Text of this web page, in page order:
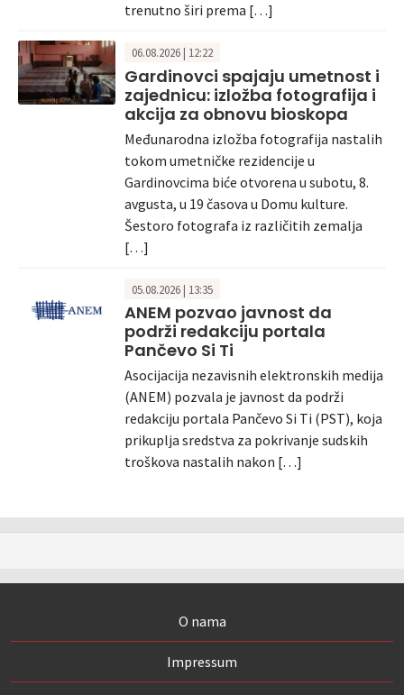
trenutno širi prema […]
06.08.2026 | 12:22
Gardinovci spajaju umetnost i
zajednicu: izložba fotografija i
akcija za obnovu bioskopa
Međunarodna izložba fotografija nastalih
tokom umetničke rezidencije u
Gardinovcima biće otvorena u subotu, 8.
avgusta, u 19 časova u Domu kulture.
Šestoro fotografa iz različitih zemalja
[…]
05.08.2026 | 13:35
ANEM pozvao javnost da
podrži redakciju portala
Pančevo Si Ti
Asocijacija nezavisnih elektronskih medija
(ANEM) pozvala je javnost da podrži
redakciju portala Pančevo Si Ti (PST), koja
prikuplja sredstva za pokrivanje sudskih
troškova nastalih nakon […]
O nama
Impressum